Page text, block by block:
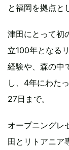
と福岡を拠点と
津田にとって初
立100年となる
経験や、森の中
し、4年にわた
27日まで。
オープニングレ
田とリトアニア